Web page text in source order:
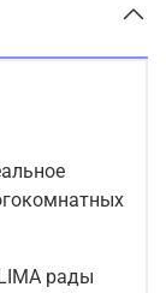
рады